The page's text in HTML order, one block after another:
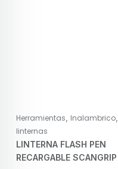
Herramientas, Inalambrico,
linternas
LINTERNA FLASH PEN
RECARGABLE SCANGRIP